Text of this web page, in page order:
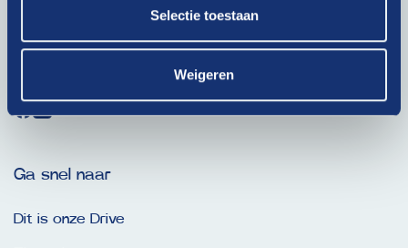
Selectie toestaan
Weigeren
Bij het klikken op ‘Verzenden’ ga je akkoord met ons
Ga snel naar
Dit is onze Drive